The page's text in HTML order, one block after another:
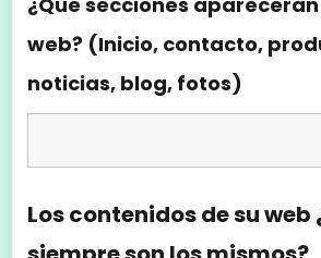
web? (Inicio, contacto,
noticias, blog, fotos)
Los contenidos de su